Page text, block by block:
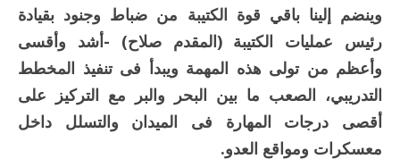
وينضم إلينا باقي قوة الكتيبة من ضباط وجنود بقيادة
رئيس عمليات الكتيبة (المقدم صلاح) -أشد وأقسى
وأعظم من تولى هذه المهمة ويبدأ فى تنفيذ المخطط
التدريبي، الصعب ما بين البحر والبر مع التركيز على
أقصى درجات المهارة فى الميدان والتسلل داخل
معسكرات ومواقع العدو.